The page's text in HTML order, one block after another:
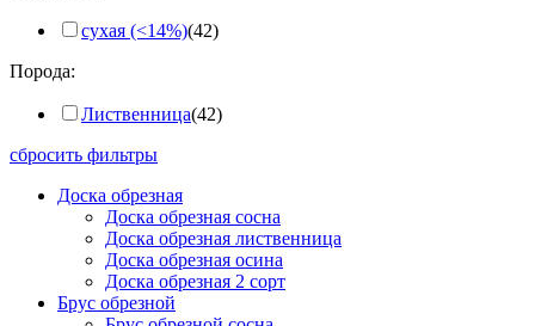
сухая (<14%)(42)
Порода:
Лиственница(42)
сбросить фильтры
Доска обрезная
Доска обрезная сосна
Доска обрезная лиственница
Доска обрезная осина
Доска обрезная 2 сорт
Брус обрезной